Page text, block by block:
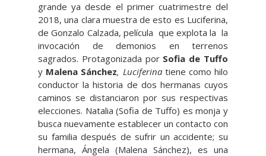
grande ya desde el primer cuatrimestre del
2018, una clara muestra de esto es Luciferina,
de Gonzalo Calzada, película que explota la la
invocación de demonios en terrenos
sagrados. Protagonizada por Sofia de Tuffo
y Malena Sánchez, Luciferinatiene como hilo
conductor la historia de dos hermanas cuyos
caminos se distanciaron por sus respectivas
elecciones. Natalia (Sofia de Tuffo) es monja y
busca nuevamente establecer un contacto con
su familia después de sufrir un accidente; su
hermana, Ángela (Malena Sánchez), es una